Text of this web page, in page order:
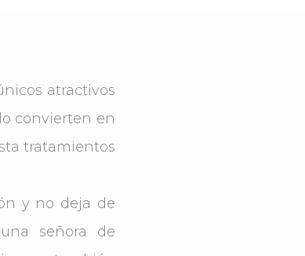
atractivos
convierten en
tratamientos
y no deja de
señora de